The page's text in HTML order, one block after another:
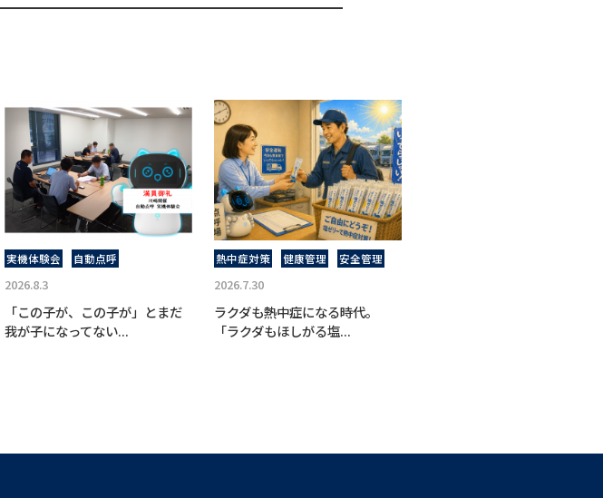
実機体験会 自動点呼
2026.8.3
「この子が、この子が」とまだ
我が子になってない...
熱中症対策 健康管理 安全管理
2026.7.30
ラクダも熱中症になる時代。
「ラクダもほしがる塩...